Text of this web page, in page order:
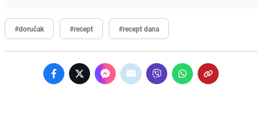
#doručak #recept #recept dana